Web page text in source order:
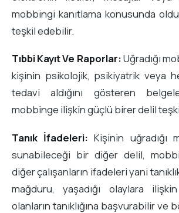
mobbingi kanıtlama konusunda
teşkil edebilir.
Tıbbi Kayıt Ve Raporlar:Uğradığı
kişinin psikolojik, psikiyatrik veya
tedavi aldığını gösteren
mobbinge ilişkin güçlü birer delil
Tanık İfadeleri:Kişinin uğradığı
sunabileceği bir diğer delil,
diğer çalışanların ifadeleri yani
mağduru, yaşadığı olaylara
olanların tanıklığına başvurabilir ve